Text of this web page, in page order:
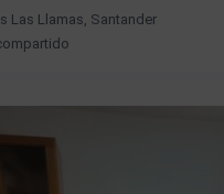
Las Llamas, Santander